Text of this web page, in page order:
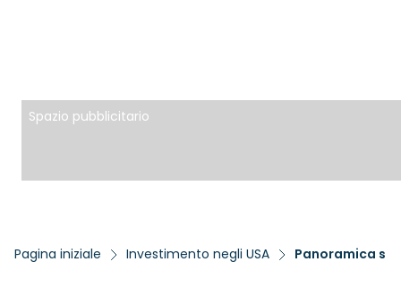
Spazio pubblicitario
Pagina iniziale Investimento negli USA Panoramica